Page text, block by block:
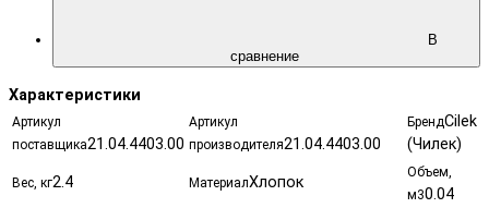
В
сравнение
Характеристики
Артикул
поставщика21.04.4403.00
Артикул
производителя21.04.4403.00
БрендCilek
(Чилек)
Вес, кг2.4 МатериалХлопок
Объем,
м30.04